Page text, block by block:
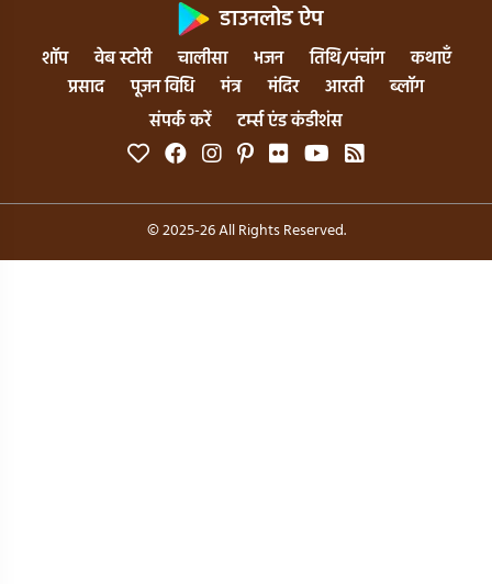
डाउनलोड ऐप
शॉप वेब स्टोरी चालीसा भजन तिथि/पंचांग
कथाएँ
प्रसाद
पूजन विधि मंत्र मंदिर आरती
ब्लॉग
संपर्क करें
टर्म्स एंड कंडीशंस
© 2025-26 All Rights Reserved.